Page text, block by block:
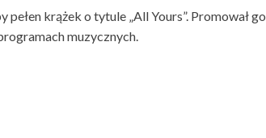
krążek o tytule „All Yours”. Promował go
muzycznych.